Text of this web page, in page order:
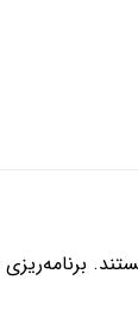
برنامه‌ریزی